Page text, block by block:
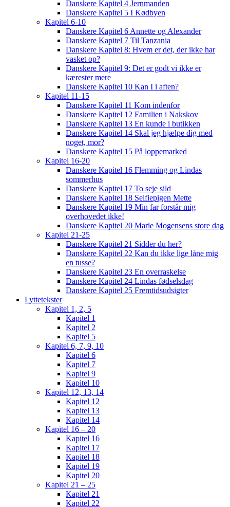
Danskere Kapitel 4 Jernmanden
Danskere Kapitel 5 I Kødbyen
Kapitel 6-10
Danskere Kapitel 6 Annette og Alexander
Danskere Kapitel 7 Til Tanzania
Danskere Kapitel 8: Hvem er det, der ikke har
vasket op?
Danskere Kapitel 9: Det er godt vi ikke er
kærester mere
Danskere Kapitel 10 Kan I i aften?
Kapitel 11-15
Danskere Kapitel 11 Kom indenfor
Danskere Kapitel 12 Familien i Nakskov
Danskere Kapitel 13 En kunde i butikken
Danskere Kapitel 14 Skal jeg hjælpe dig med
noget, mor?
Danskere Kapitel 15 På loppemarked
Kapitel 16-20
Danskere Kapitel 16 Flemming og Lindas
sommerhus
Danskere Kapitel 17 To seje sild
Danskere Kapitel 18 Selfiepigen Mette
Danskere Kapitel 19 Min far forstår mig
overhovedet ikke!
Danskere Kapitel 20 Marie Mogensens store dag
Kapitel 21-25
Danskere Kapitel 21 Sidder du her?
Danskere Kapitel 22 Kan du ikke lige låne mig
en tusse?
Danskere Kapitel 23 En overraskelse
Danskere Kapitel 24 Lindas fødselsdag
Danskere Kapitel 25 Fremtidsudsigter
Lyttetekster
Kapitel 1, 2, 5
Kapitel 1
Kapitel 2
Kapitel 5
Kapitel 6, 7, 9, 10
Kapitel 6
Kapitel 7
Kapitel 9
Kapitel 10
Kapitel 12, 13, 14
Kapitel 12
Kapitel 13
Kapitel 14
Kapitel 16 – 20
Kapitel 16
Kapitel 17
Kapitel 18
Kapitel 19
Kapitel 20
Kapitel 21 – 25
Kapitel 21
Kapitel 22